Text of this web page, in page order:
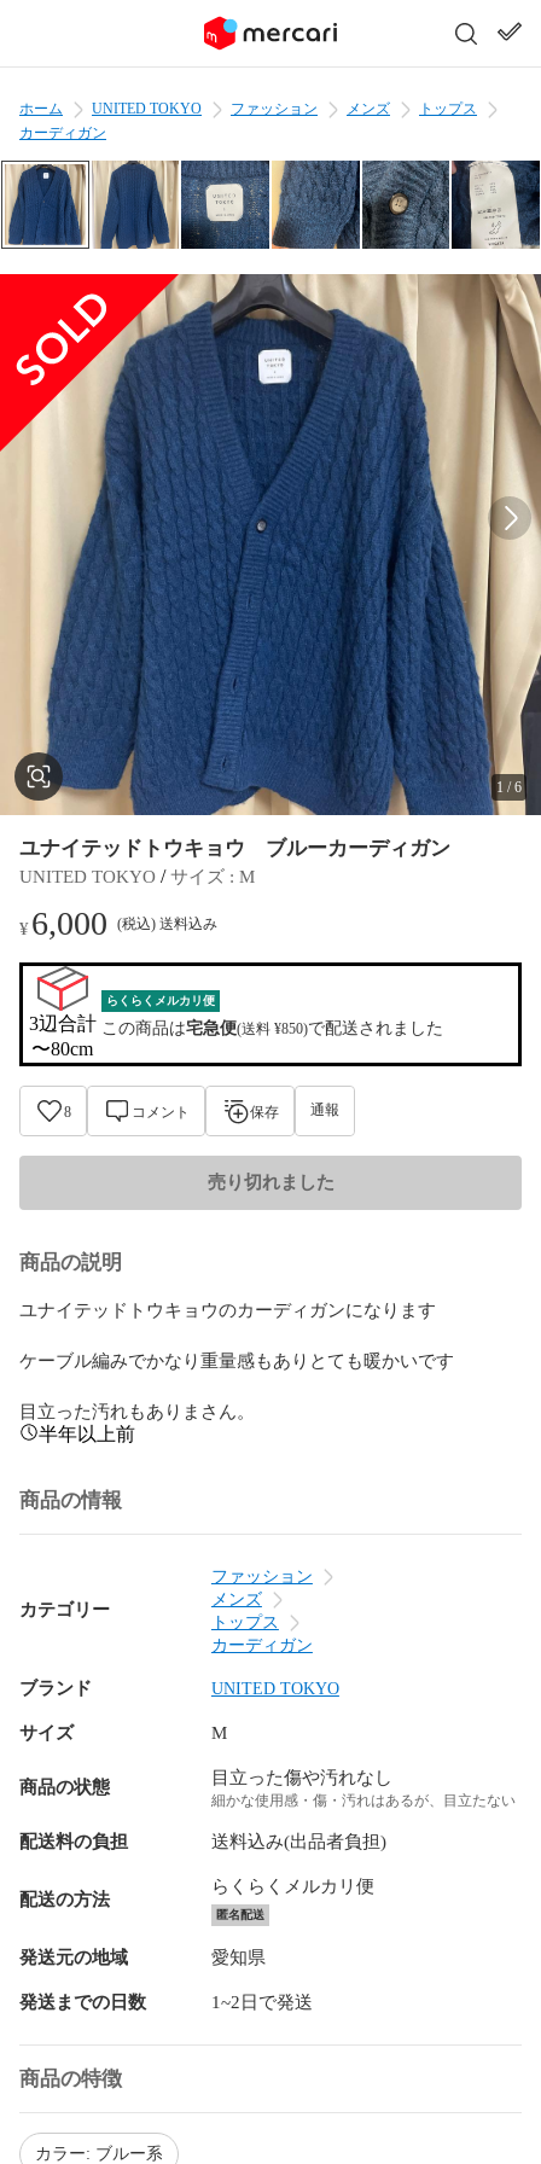
ホーム UNITED TOKYO ファッション メンズ
トップス
カーディガン
1 /6
ユナイテッドトウキョウ ブルーカーディガン
UNITED TOKYO / サイズ : M
¥6,000 (税込) 送料込み
3辺合計
〜80cm
らくらくメルカリ便
この商品は宅急便(送料 ¥850)で配送されました
8 コメント 保存 通報
売り切れました
商品の説明
ユナイテッドトウキョウのカーディガンになります
ケーブル編みでかなり重量感もありとても暖かいです
目立った汚れもありまさん。
半年以上前
商品の情報
カテゴリー
ファッション
メンズ
トップス
カーディガン
ブランド UNITED TOKYO
サイズ M
商品の状態 目立った傷や汚れなし
細かな使用感・傷・汚れはあるが、目立たない
配送料の負担 送料込み(出品者負担)
配送の方法
らくらくメルカリ便
匿名配送
発送元の地域 愛知県
発送までの日数 1~2日で発送
商品の特徴
カラー: ブルー系